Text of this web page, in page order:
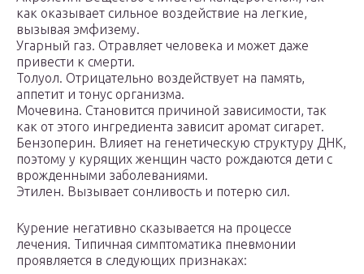
как оказывает сильное воздействие на легкие,
вызывая эмфизему.
Угарный газ. Отравляет человека и может даже
привести к смерти.
Толуол. Отрицательно воздействует на память,
аппетит и тонус организма.
Мочевина. Становится причиной зависимости, так
как от этого ингредиента зависит аромат сигарет.
Бензоперин. Влияет на генетическую структуру ДНК,
поэтому у курящих женщин часто рождаются дети с
врожденными заболеваниями.
Этилен. Вызывает сонливость и потерю сил.
Курение негативно сказывается на процессе
лечения. Типичная симптоматика пневмонии
проявляется в следующих признаках: